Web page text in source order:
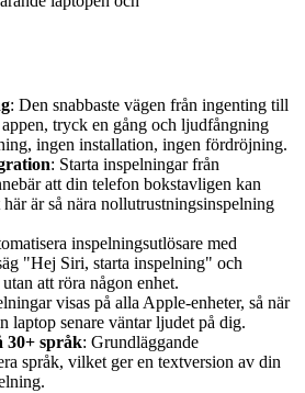
: Den snabbaste vägen från ingenting till
tryck en gång och ljudfångning
ingen installation, ingen fördröjning.
: Starta inspelningar från
att din telefon bokstavligen kan
är så nära nollutrustningsinspelning
inspelningsutlösare med
"Hej Siri, starta inspelning" och
att röra någon enhet.
visas på alla Apple-enheter, så när
laptop senare väntar ljudet på dig.
30+ språk: Grundläggande
språk, vilket ger en textversion av din